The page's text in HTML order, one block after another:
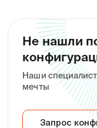
Не нашли
Наши
мечты
Запрос